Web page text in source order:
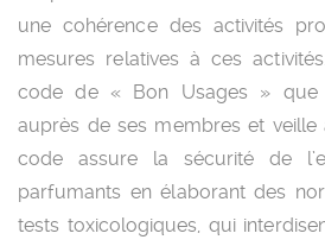
une cohérence des activités
mesures relatives à ces
code de « Bon Usages » que
auprès de ses membres et veille
code assure la sécurité de
parfumants en élaborant des
tests toxicologiques, qui